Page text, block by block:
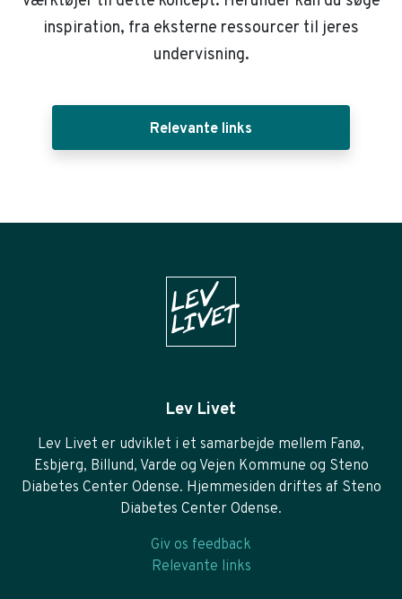
inspiration, fra eksterne ressourcer til jeres
undervisning.
Relevante links
Lev Livet
Lev Livet er udviklet i et samarbejde mellem Fanø,
Esbjerg, Billund, Varde og Vejen Kommune og Steno
Diabetes Center Odense. Hjemmesiden driftes af Steno
Diabetes Center Odense.
Giv os feedback
Relevante links